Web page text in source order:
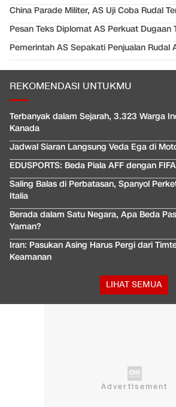
China Parade Militer, AS Uji Coba Rudal
Pesan Teks Diplomat AS Perkuat Dugaan
Pemerintah AS Sepakati Penjualan Rudal
REKOMENDASI UNTUKMU
Terbanyak dalam Sejarah, 3.323 Warga
Kanada
Jadwal Siaran Langsung Veda Ega di
EDUSPORTS: Beda Piala AFF dengan
Saling Balas di Perbatasan, Spanyol
Italia
Berada dalam Satu Negara, Apa Beda
Yaman?
Iran: Pasukan Asing Harus Pergi dari
Keamanan
LIHAT SEMUA